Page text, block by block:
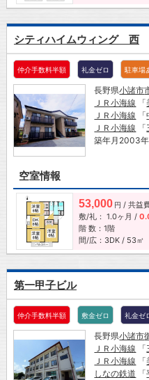
シティハイムウィング 西
仲介手数料半額 礼金ゼロ 駐車場
長野県小諸市
ＪＲ小海線 「
ＪＲ小海線 「
ＪＲ小海線 「
築年月2003
空室情報
53,000 円 / 共益
敷/礼： 1.0ヶ月 /
階 数：1階
間/広：3DK / 53㎡
第一甲子ビル
仲介手数料半額 敷金ゼロ 礼金ゼ
長野県小諸市
ＪＲ小海線 「
ＪＲ小海線 「
しなの鉄道 「